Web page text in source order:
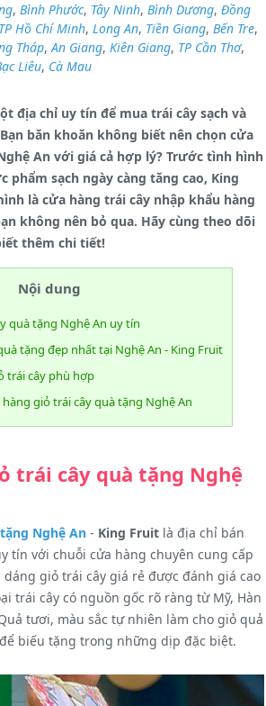
, Bình Phước, Tây Ninh, Bình Dương, Đồng
TP Hồ Chí Minh, Long An, Tiền Giang, Bến Tre,
Tháp,An Giang, Kiên Giang, TP Cần Thơ,
Liêu, Cà Mau
địa chỉ uy tín để mua trái cây sạch và
băn khoăn không biết nên chọn cửa
An với giá cả hợp lý? Trước tình hình
phẩm sạch ngày càng tăng cao, King
là cửa hàng trái cây nhập khẩu hàng
không nên bỏ qua. Hãy cùng theo dõi
thêm chi tiết!
Nội dung
quà tặng Nghệ An uy tín
tặng đẹp nhất tại Nghệ An - King Fruit
trái cây phù hợp
hàng giỏ trái cây quà tặng Nghệ An
trái cây quà tặng Nghệ
Nghệ An - King Fruit là địa chỉ bán
tín với chuỗi cửa hàng chuyên cung cấp
giỏ trái cây giá rẻ được đánh giá cao
trái cây có nguồn gốc rõ ràng từ Mỹ, Hàn
tươi, màu sắc tự nhiên làm cho giỏ quả
biếu tặng trong những dịp đặc biệt.